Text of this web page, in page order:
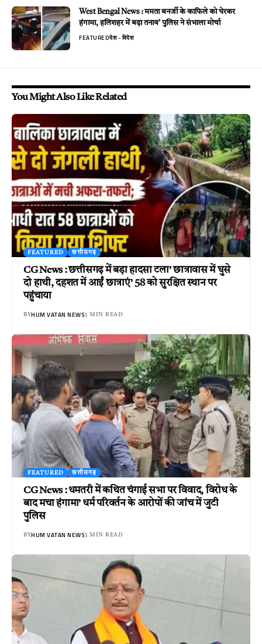
West Bengal News : ममता बनर्जी के काफिले को घेरकर
हंगामा, हलिशहर में बढ़ा तनाव’ पुलिस ने संभाला मोर्चा
FEATUREDदेश - विदेश
You Might Also Like Related
FEATURED छत्तीसगढ़
CG News : छत्तीसगढ़ में बड़ा हादसा टला’ छात्रावास में घुसे
दो हाथी, दहशत में आईं छात्राएं’ 58 को सुरक्षित स्थान पर
पहुंचाया
BYHUM VATAN NEWS3 MIN READ
FEATURED छत्तीसगढ़
CG News : धमतरी में कथित चंगाई सभा पर विवाद, विरोध के
बाद मचा हंगामा’ धर्म परिवर्तन के आरोपों की जांच में जुटी
पुलिस
BYHUM VATAN NEWS3 MIN READ